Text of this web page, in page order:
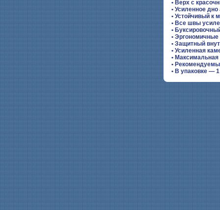
• Верх с
• Усиленное дно
• Устойчивый к
• Все швы
•
•
• Защитный
• Усиленная
• Максимальная
•
• В упаковке —